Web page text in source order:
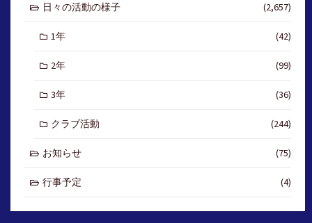
日々の活動の様子 (2,657)
1年 (42)
2年 (99)
3年 (36)
クラブ活動 (244)
お知らせ (75)
行事予定 (4)